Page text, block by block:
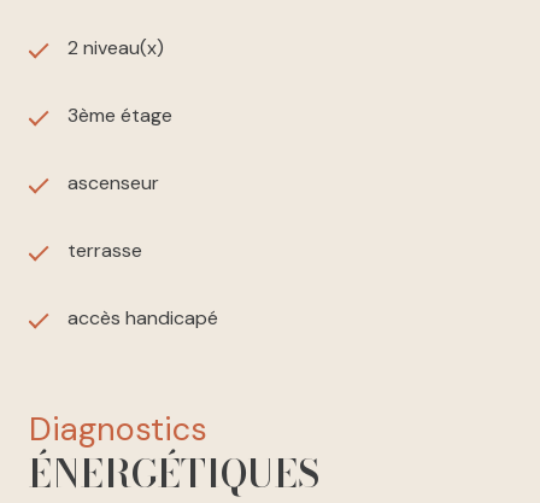
aux :2 niveau(x)
3ème étage
ascenseur
terrasse
accès handicapé
diagnostics
ÉNERGÉTIQUES